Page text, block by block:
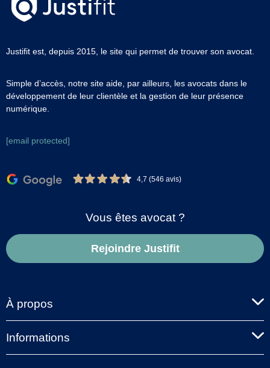
Justifit est, depuis 2015, le site qui permet de trouver son avocat.
Simple d’accès, notre site aide, par ailleurs, les avocats dans le
développement de leur clientèle et la gestion de leur présence
numérique.
[email protected]
4,7 (546 avis)
Vous êtes avocat ?
Rejoindre Justifit
À propos
Informations